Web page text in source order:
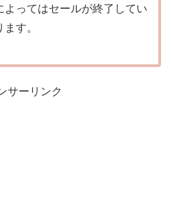
よってはセールが終了してい
す。
サーリンク